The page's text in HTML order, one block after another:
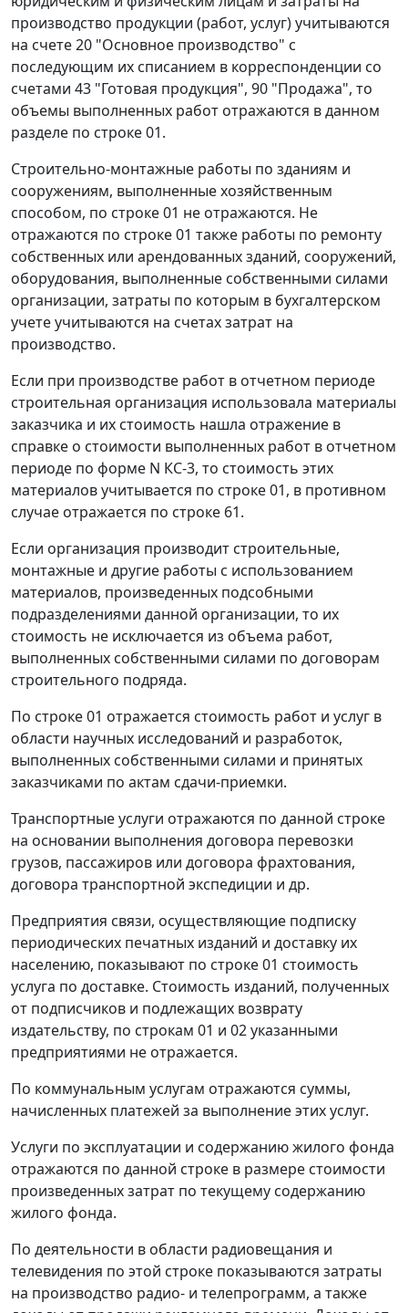
производство продукции (работ, услуг) учитываются
на счете 20 "Основное производство" с
последующим их списанием в корреспонденции со
счетами 43 "Готовая продукция", 90 "Продажа", то
объемы выполненных работ отражаются в данном
разделе по строке 01.
Строительно-монтажные работы по зданиям и
сооружениям, выполненные хозяйственным
способом, по строке 01 не отражаются. Не
отражаются по строке 01 также работы по ремонту
собственных или арендованных зданий, сооружений,
оборудования, выполненные собственными силами
организации, затраты по которым в бухгалтерском
учете учитываются на счетах затрат на
производство.
Если при производстве работ в отчетном периоде
строительная организация использовала материалы
заказчика и их стоимость нашла отражение в
справке о стоимости выполненных работ в отчетном
периоде по форме N КС-3, то стоимость этих
материалов учитывается по строке 01, в противном
случае отражается по строке 61.
Если организация производит строительные,
монтажные и другие работы с использованием
материалов, произведенных подсобными
подразделениями данной организации, то их
стоимость не исключается из объема работ,
выполненных собственными силами по договорам
строительного подряда.
По строке 01 отражается стоимость работ и услуг в
области научных исследований и разработок,
выполненных собственными силами и принятых
заказчиками по актам сдачи-приемки.
Транспортные услуги отражаются по данной строке
на основании выполнения договора перевозки
грузов, пассажиров или договора фрахтования,
договора транспортной экспедиции и др.
Предприятия связи, осуществляющие подписку
периодических печатных изданий и доставку их
населению, показывают по строке 01 стоимость
услуга по доставке. Стоимость изданий, полученных
от подписчиков и подлежащих возврату
издательству, по строкам 01 и 02 указанными
предприятиями не отражается.
По коммунальным услугам отражаются суммы,
начисленных платежей за выполнение этих услуг.
Услуги по эксплуатации и содержанию жилого фонда
отражаются по данной строке в размере стоимости
произведенных затрат по текущему содержанию
жилого фонда.
По деятельности в области радиовещания и
телевидения по этой строке показываются затраты
на производство радио- и телепрограмм, а также